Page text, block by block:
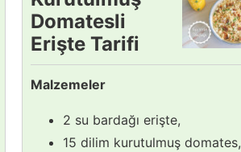
Domatesli
Erişte Tarifi
Malzemeler
2 su bardağı erişte,
15 dilim kurutulmuş domates,